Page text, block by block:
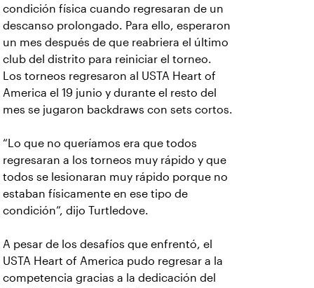
condición física cuando regresaran de un
descanso prolongado. Para ello, esperaron
un mes después de que reabriera el último
club del distrito para reiniciar el torneo.
Los torneos regresaron al USTA Heart of
America el 19 junio y durante el resto del
mes se jugaron backdraws con sets cortos.
“Lo que no queríamos era que todos
regresaran a los torneos muy rápido y que
todos se lesionaran muy rápido porque no
estaban físicamente en ese tipo de
condición”, dijo Turtledove.
A pesar de los desafíos que enfrentó, el
USTA Heart of America pudo regresar a la
competencia gracias a la dedicación del